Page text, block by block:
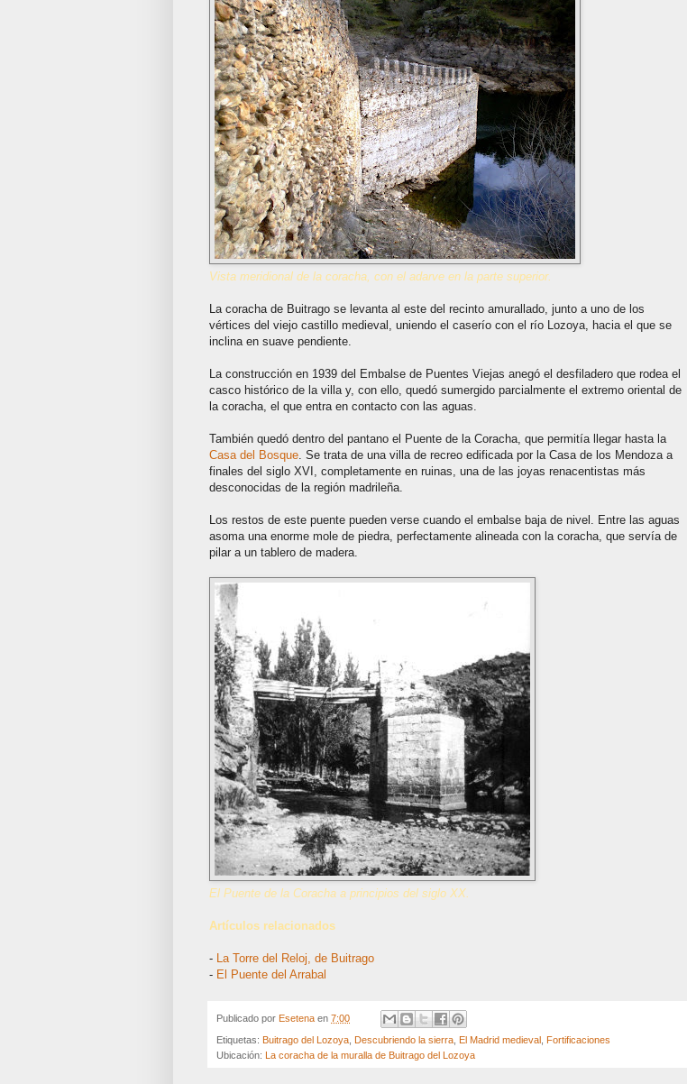
Vista meridional de la coracha, con el adarve en la parte superior.
La coracha de Buitrago se levanta al este del recinto amurallado, junto a uno de los
vértices del viejo castillo medieval, uniendo el caserío con el río Lozoya, hacia el que se
inclina en suave pendiente.
La construcción en 1939 del Embalse de Puentes Viejas anegó el desfiladero que rodea el
casco histórico de la villa y, con ello, quedó sumergido parcialmente el extremo oriental de
la coracha, el que entra en contacto con las aguas.
También quedó dentro del pantano el Puente de la Coracha, que permitía llegar hasta la
Casa del Bosque . Se trata de una villa de recreo edificada por la Casa de los Mendoza a
finales del siglo XVI, completamente en ruinas, una de las joyas renacentistas más
desconocidas de la región madrileña.
Los restos de este puente pueden verse cuando el embalse baja de nivel. Entre las aguas
asoma una enorme mole de piedra, perfectamente alineada con la coracha, que servía de
pilar a un tablero de madera.
El Puente de la Coracha a principios del siglo XX.
Artículos relacionados
- La Torre del Reloj, de Buitrago
- El Puente del Arrabal
Publicado por Esetena en 7:00
Etiquetas: Buitrago del Lozoya Descubriendo la sierra El Madrid medieval Fortificaciones
Ubicación: La coracha de la muralla de Buitrago del Lozoya